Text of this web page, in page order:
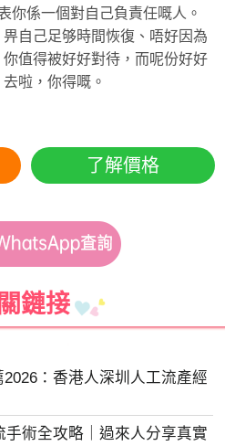
你係一個對自己負責任嘅人。
自己足够時間恢復、唔好因為
值得被好好對待，而呢份好好
啦，你得嘅。
了解價格
鏈接
：香港人深圳人工流產經
手術全攻略｜過來人分享真實